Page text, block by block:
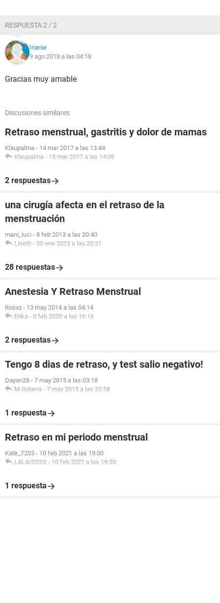
RESPUESTA 2 / 2
Irianie
9 ago 2018 a las 04:18
Gracias muy amable
Discusiones similares
Retraso menstrual, gastritis y dolor de mamas
Klaupalma - 14 mar 2017 a las 13:44
Klaupalma - 15 mar 2017 a las 14:09
2 respuestas
una cirugía afecta en el retraso de la
menstruación
mani_luci - 8 feb 2013 a las 20:40
Liseth - 30 ene 2023 a las 20:31
28 respuestas
Anestesia Y Retraso Menstrual
Rosxz - 13 may 2014 a las 04:14
Erika - 8 feb 2020 a las 16:16
2 respuestas
Tengo 8 dias de retraso, y test salio negativo!
Dayan28 - 7 may 2015 a las 03:18
M Gutarra - 7 may 2015 a las 23:58
1 respuesta
Retraso en mi periodo menstrual
Kate_7203 - 10 feb 2021 a las 19:00
LALAISSSS - 10 feb 2021 a las 19:30
1 respuesta